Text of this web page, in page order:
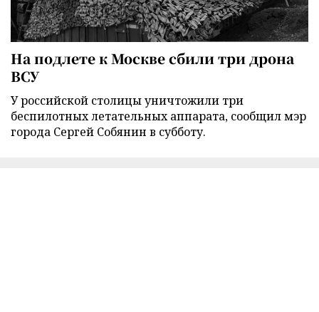
На подлете к Москве сбили три дрона
ВСУ
У российской столицы уничтожили три
беспилотных летательных аппарата, сообщил мэр
города Сергей Собянин в субботу.